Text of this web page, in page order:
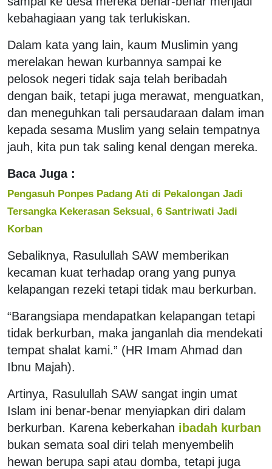
kebahagiaan yang tak terlukiskan.
Dalam kata yang lain, kaum Muslimin yang
merelakan hewan kurbannya sampai ke
pelosok negeri tidak saja telah beribadah
dengan baik, tetapi juga merawat, menguatkan,
dan meneguhkan tali persaudaraan dalam iman
kepada sesama Muslim yang selain tempatnya
jauh, kita pun tak saling kenal dengan mereka.
Baca Juga :
Pengasuh Ponpes Padang Ati di Pekalongan Jadi
Tersangka Kekerasan Seksual, 6 Santriwati Jadi
Korban
Sebaliknya, Rasulullah SAW memberikan
kecaman kuat terhadap orang yang punya
kelapangan rezeki tetapi tidak mau berkurban.
“Barangsiapa mendapatkan kelapangan tetapi
tidak berkurban, maka janganlah dia mendekati
tempat shalat kami.” (HR Imam Ahmad dan
Ibnu Majah).
Artinya, Rasulullah SAW sangat ingin umat
Islam ini benar-benar menyiapkan diri dalam
berkurban. Karena keberkahan ibadah kurban
bukan semata soal diri telah menyembelih
hewan berupa sapi atau domba, tetapi juga